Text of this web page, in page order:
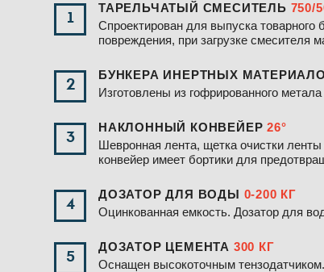
1
ТАРЕЛЬЧАТЫЙ СМЕСИТЕЛЬ 750/
Спроектирован для выпуска
повреждения, при загрузке смесителя
2
БУНКЕРА ИНЕРТНЫХ
Изготовлены из гофрированного
3
НАКЛОННЫЙ КОНВЕЙЕР26°
Шевронная лента, щетка очистки
конвейер имеет бортики для
4
ДОЗАТОР ДЛЯ ВОДЫ 0-200 КГ
Оцинкованная емкость. Дозатор для
5
ДОЗАТОР ЦЕМЕНТА 300 КГ
Оснащен высокоточным